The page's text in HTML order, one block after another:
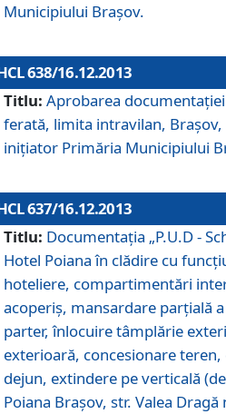
Municipiului Braşov.
638/16.12.2013
Titlu: Aprobarea documentaţiei
ferată, limita intravilan, Braşov,
iniţiator Primăria Municipiului
637/16.12.2013
Titlu: Documentaţia „P.U.D -
Hotel Poiana în clădire cu
hoteliere, compartimentări
acoperiş, mansardare parţială
parter, înlocuire tâmplărie
exterioară, concesionare
dejun, extindere pe verticală
Poiana Braşov, str. Valea Dragă